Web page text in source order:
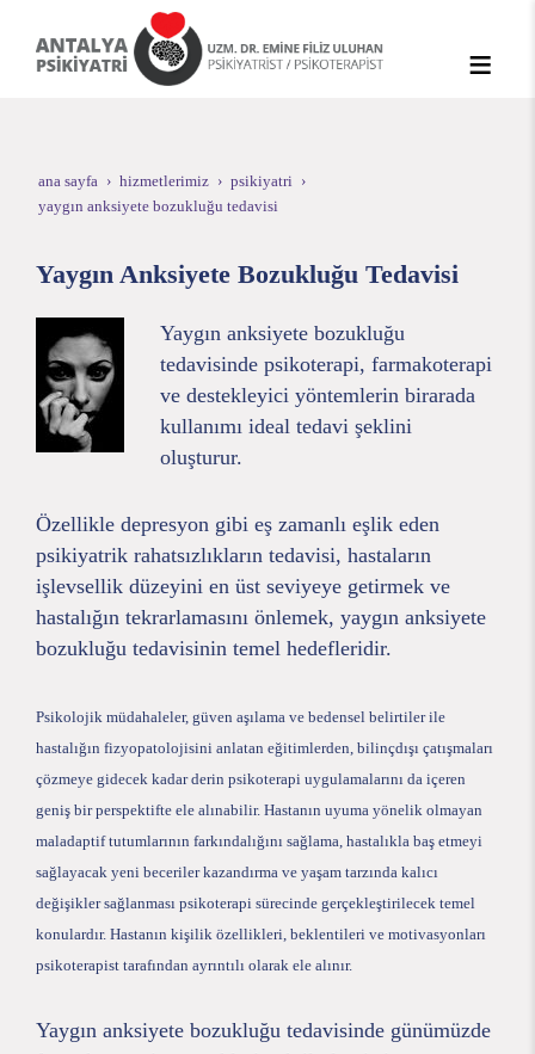
ana sayfa hizmetlerimiz
psikiyatri
yaygın anksiyete bozukluğu tedavisi
Yaygın Anksiyete Bozukluğu Tedavisi
Yaygın anksiyete bozukluğu
tedavisinde psikoterapi, farmakoterapi
ve destekleyici yöntemlerin birarada
kullanımı ideal tedavi şeklini
oluşturur.
Özellikle depresyon gibi eş zamanlı eşlik eden
psikiyatrik rahatsızlıkların tedavisi, hastaların
işlevsellik düzeyini en üst seviyeye getirmek ve
hastalığın tekrarlamasını önlemek, yaygın anksiyete
bozukluğu tedavisinin temel hedefleridir.
Psikolojik müdahaleler, güven aşılama ve bedensel belirtiler ile
hastalığın fizyopatolojisini anlatan eğitimlerden, bilinçdışı çatışmaları
çözmeye gidecek kadar derin psikoterapi uygulamalarını da içeren
geniş bir perspektifte ele alınabilir. Hastanın uyuma yönelik olmayan
maladaptif tutumlarının farkındalığını sağlama, hastalıkla baş etmeyi
sağlayacak yeni beceriler kazandırma ve yaşam tarzında kalıcı
değişikler sağlanması psikoterapi sürecinde gerçekleştirilecek temel
konulardır. Hastanın kişilik özellikleri, beklentileri ve motivasyonları
psikoterapist tarafından ayrıntılı olarak ele alınır.
Yaygın anksiyete bozukluğu tedavisinde günümüzde